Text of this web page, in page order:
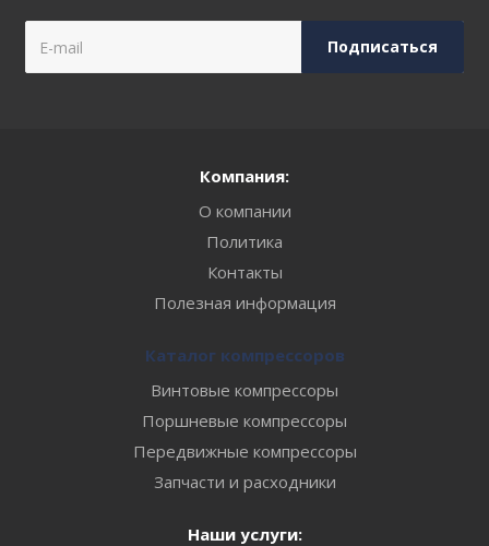
Компания:
О компании
Политика
Контакты
Полезная информация
Каталог компрессоров
Винтовые компрессоры
Поршневые компрессоры
Передвижные компрессоры
Запчасти и расходники
Наши услуги: